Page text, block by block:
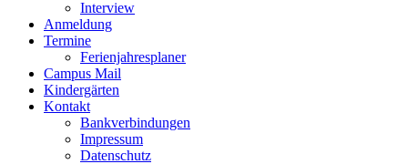
Interview
Anmeldung
Termine
Ferienjahresplaner
Campus Mail
Kindergärten
Kontakt
Bankverbindungen
Impressum
Datenschutz